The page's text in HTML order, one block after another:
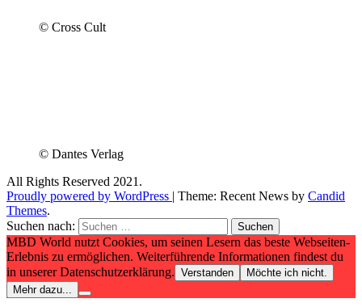
© Cross Cult
© Dantes Verlag
All Rights Reserved 2021.
Proudly powered by WordPress | Theme: Recent News by Candid
Themes.
Suchen nach:
MBD World nutzt Cookies, um seinen Lesern das beste Webseiten-
Erlebnis zu ermöglichen. Weiterführende Informationen findest du
in unserer Datenschutzerklärung. Verstanden
Möchte ich nicht.
Mehr dazu...